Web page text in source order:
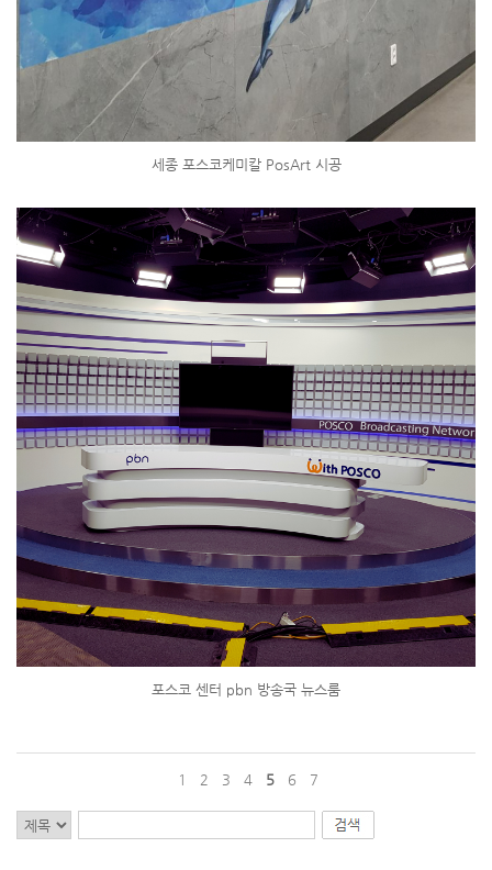
세종 포스코케미칼 PosArt 시공
포스코 센터 pbn 방송국 뉴스룸
1 2 3 4 5 6 7